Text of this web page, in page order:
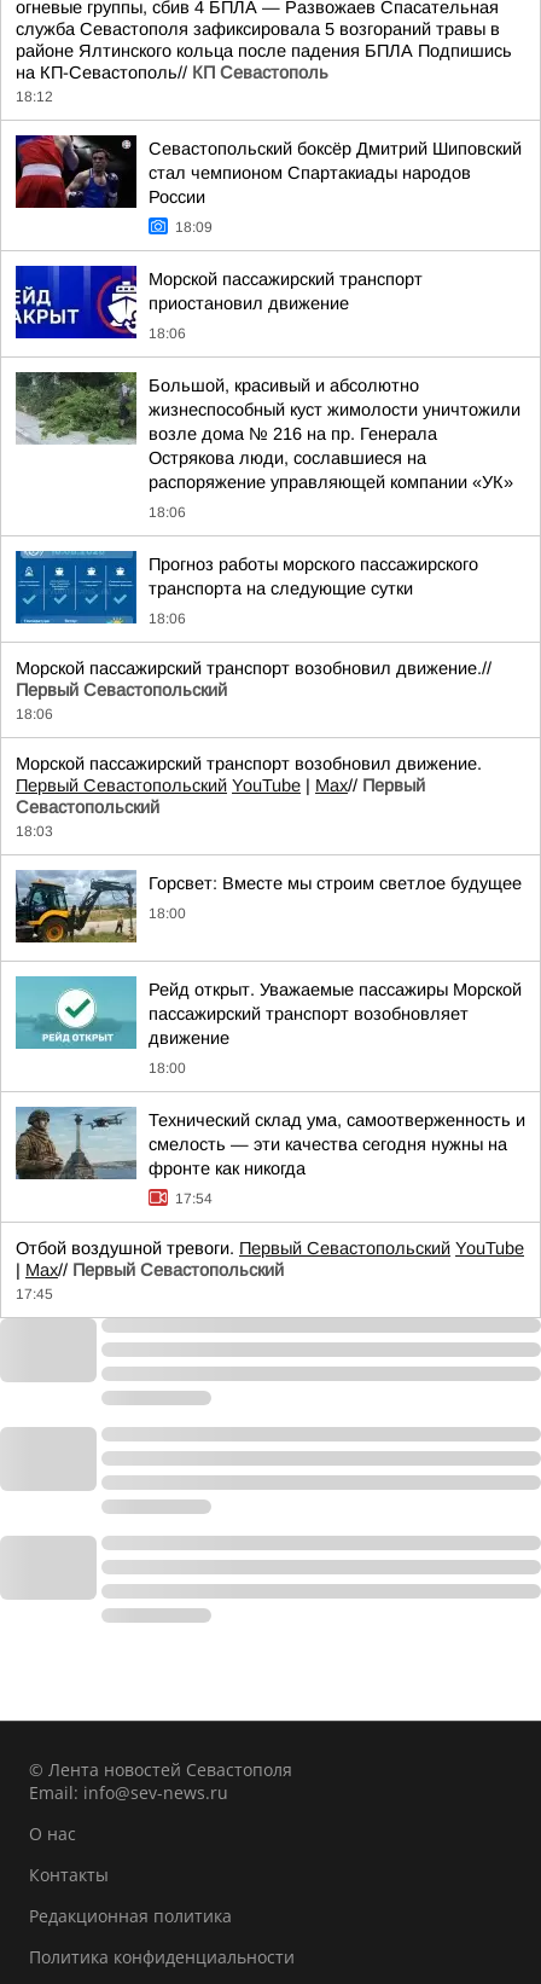
огневые группы, сбив 4 БПЛА — Развожаев Спасательная
служба Севастополя зафиксировала 5 возгораний травы в
районе Ялтинского кольца после падения БПЛА Подпишись
на КП-Севастополь// КП Севастополь
18:12
Севастопольский боксёр Дмитрий Шиповский
стал чемпионом Спартакиады народов
России
18:09
Морской пассажирский транспорт
приостановил движение
18:06
Большой, красивый и абсолютно
жизнеспособный куст жимолости уничтожили
возле дома № 216 на пр. Генерала
Острякова люди, сославшиеся на
распоряжение управляющей компании «УК»
18:06
Прогноз работы морского пассажирского
транспорта на следующие сутки
18:06
Морской пассажирский транспорт возобновил движение.//
Первый Севастопольский
18:06
Морской пассажирский транспорт возобновил движение.
Первый Севастопольский YouTube | Max// Первый
Севастопольский
18:03
Горсвет: Вместе мы строим светлое будущее
18:00
Рейд открыт. Уважаемые пассажиры Морской
пассажирский транспорт возобновляет
движение
18:00
Технический склад ума, самоотверженность и
смелость — эти качества сегодня нужны на
фронте как никогда
17:54
Отбой воздушной тревоги. Первый Севастопольский YouTube
| Max// Первый Севастопольский
17:45
© Лента новостей Севастополя
Email: info@sev-news.ru
О нас
Контакты
Редакционная политика
Политика конфиденциальности